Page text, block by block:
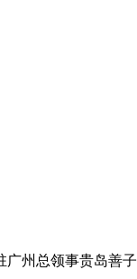
广州总领事贵岛善子